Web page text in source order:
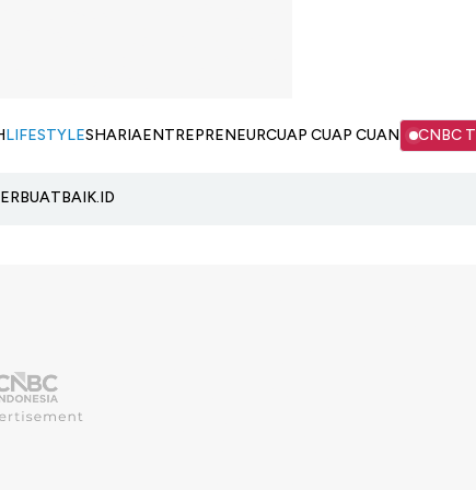
LIFESTYLESHARIAENTREPRENEURCUAP CUAP CUAN CNBC